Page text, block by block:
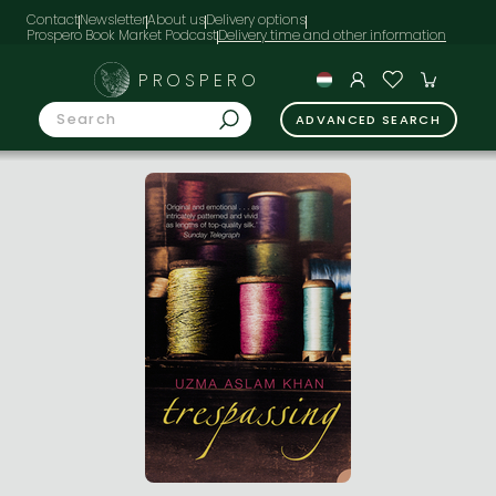
ContactNewsletterAbout usDelivery options
Prospero Book Market Podcast
PROSPERO
ADVANCED SEARCH